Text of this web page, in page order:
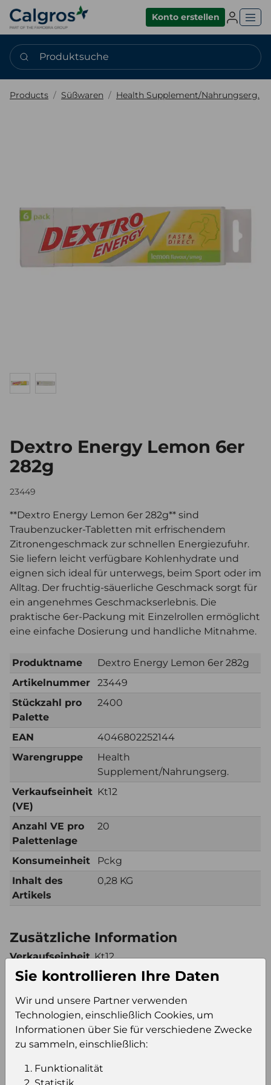
Konto erstellen
Produktsuche
Products Süßwaren Health Supplement/Nahrungserg.
Dextro Energy Lemon 6er
282g
23449
**Dextro Energy Lemon 6er 282g** sind
Traubenzucker-Tabletten mit erfrischendem
Zitronengeschmack zur schnellen Energiezufuhr.
Sie liefern leicht verfügbare Kohlenhydrate und
eignen sich ideal für unterwegs, beim Sport oder im
Alltag. Der fruchtig-säuerliche Geschmack sorgt für
ein angenehmes Geschmackserlebnis. Die
praktische 6er-Packung mit Einzelrollen ermöglicht
eine einfache Dosierung und handliche Mitnahme.
Produktname
Dextro Energy Lemon 6er 282g
Artikelnummer
23449
Stückzahl pro
Palette
2400
EAN
4046802252144
Warengruppe
Health
Supplement/Nahrungserg.
Verkaufseinheit
(VE)
Kt12
Anzahl VE pro
Palettenlage
20
Konsumeinheit
Pckg
Inhalt des
Artikels
0,28 KG
Zusätzliche Information
Verkaufseinheit
(VE)
Kt12
pro Palette
Konsumeinheit Pckg
Stückzahl pro
Palette
2400
Sie kontrollieren Ihre Daten
Wir und unsere Partner verwenden
Technologien, einschließlich Cookies, um
Informationen über Sie für verschiedene Zwecke
zu sammeln, einschließlich:
Funktionalität